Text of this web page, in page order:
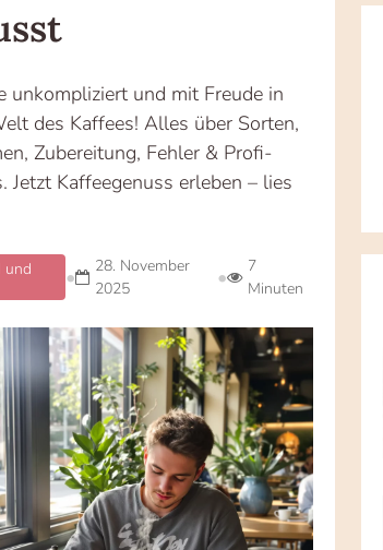
unkompliziert und mit Freude in
des Kaffees! Alles über Sorten,
Zubereitung, Fehler & Profi-
Jetzt Kaffeegenuss erleben – lies
und •
28. November
2025
•
7
Minuten